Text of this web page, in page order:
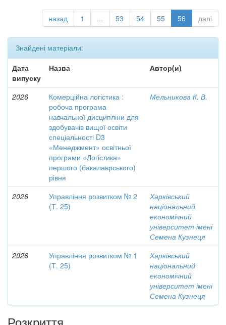
назад 1 ... 53 54 55 56 далі
Знайдені матеріали:
Дата
випуску
Назва Автор(и)
2026
Комерційна логістика :
робоча програма
навчальної дисципліни для
здобувачів вищої освіти
спеціальності D3
«Менеджмент» освітньої
програми «Логістика»
першого (бакалаврського)
рівня
Мельникова К. В.
2026
Управління розвитком № 2
(Т. 25)
Харківський
національний
економічний
університет імені
Семена Кузнеця
2026
Управління розвитком № 1
(Т. 25)
Харківський
національний
економічний
університет імені
Семена Кузнеця